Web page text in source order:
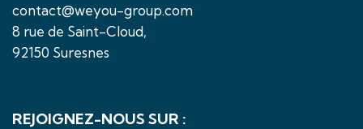
contact@weyou-group.com
8 rue de Saint-Cloud,
92150 Suresnes
REJOIGNEZ-NOUS SUR :